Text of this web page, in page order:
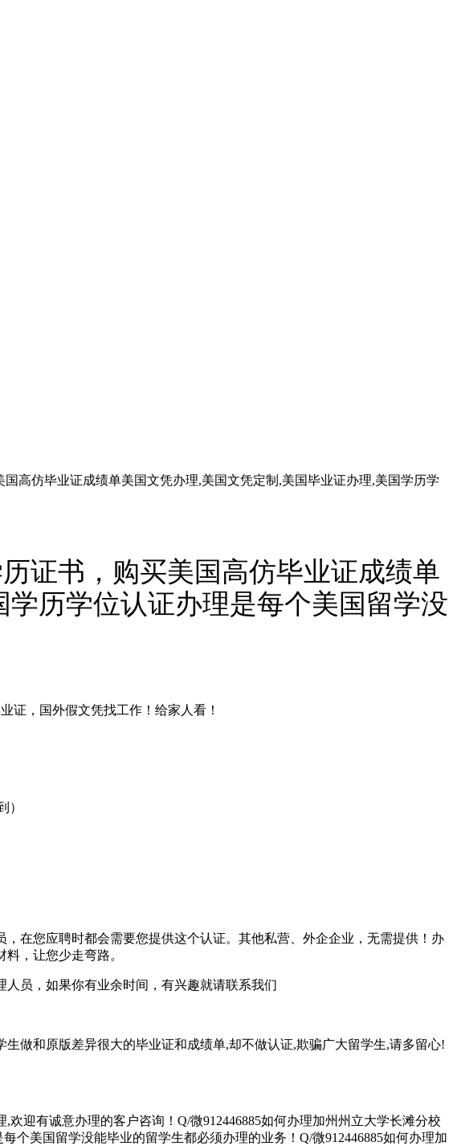
高仿毕业证成绩单美国文凭办理,美国文凭定制,美国毕业证办理,美国学历学
证书，购买美国高仿毕业证成绩单
历学位认证办理是每个美国留学没
证，国外假文凭找工作！给家人看！
）
在您应聘时都会需要您提供这个认证。其他私营、外企企业，无需提供！办
，让您少走弯路。
员，如果你有业余时间，有兴趣就请联系我们
做和原版差异很大的毕业证和成绩单,却不做认证,欺骗广大留学生,请多留心!
迎有诚意办理的客户咨询！Q/微912446885如何办理加州州立大学长滩分校
美国留学没能毕业的留学生都必须办理的业务！Q/微912446885如何办理加